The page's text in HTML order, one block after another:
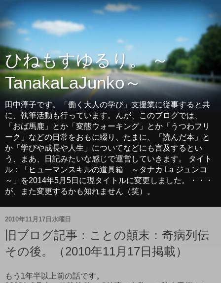
ひねもすゆるり。 ～
TanakaLaJunko～
田中淳子です。「働く大人の学び」支援業に従事すると共
に、執筆活動も行っています。んが、このブログでは、
「おば馬鹿」とか「変態ウォーキング」とか「うつわフリ
ーク」などの日常をおもに綴り、たまに、「読んだ本」と
か「学びや成長や人生」についてなどにも言及するとい
う、まあ、日記みたいな感じで運営していきます。 タイト
ル：「ヒューマンスキルの道具箱 ～タナカ La ジュンコ
～」を2014年5月5日に現タイトルに変更しました。・・・
が、また変更するかも知れません（笑）。
2010年11月17日水曜日
旧ブログ記事：ことの顛末：奇病列伝
その後。（2010年11月17日掲載）
もう1年半以上前の話です。